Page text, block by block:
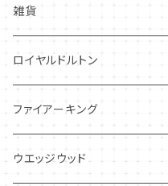
グレイリーフ
レヴェリー
フローラル
フレグランス
雑貨
キーホルダー
アンティーク・カード
アクセサリー
ロイヤルドルトン
スタッフォードシャードッグ
ファイアーキング
ウエッジウッド